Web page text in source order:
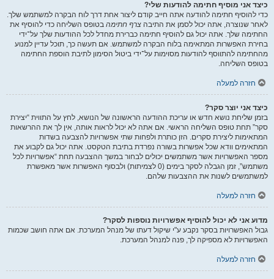
כיצד אני מוסיף חתימה להודעות שלי?
כדי להוסיף חתימה להודעה אתה חייב קודם ליצור אחת דרך לוח הבקרה למשתמש שלך.
לאחר שנוצרה, אתה יכול לסמן את התיבה צרף חתימה בטופס השליחה כדי להוסיף את
החתימה שלך. אתה יכול גם להוסיף חתימה כברירת מחדל לכל ההודעות שלך על־ידי
בחירת האפשרות המתאימה בלוח הבקרה למשתמש. אם תעשה כך, תוכל עדיין למנוע
מהחתימה להתווסף להודעות מסוימות על־ידי ביטול הסימון לתיבת הוספת החתימה
בטופס השליחה.
חזרה למעלה
כיצד אני יוצר סקר?
בזמן שליחת נושא חדש או עריכת ההודעה הראשונה של הנושא, לחץ על התווית “יצירת
סקר” תחת טופס השליחה הראשי. אם אתה לא יכול לראות אותה, אין לך את ההרשאות
המתאימות ליצירת סקרים. הזן כותרת ולפחות שתי אפשרויות להצבעה בשדות
המתאימים וודא שכל אפשרות בשורה נפרדת בתיבת הטקסט. אתה יכול גם לקבוע את
מספר האפשרויות אשר משתמשים יכולים לבחור במשך ההצבעה תחת “אפשרויות לכל
משתמש”, זמן הגבלה לסקר בימים (0 לצמיתות) ולבסוף האפשרות אשר מאפשרת
למשתמשים לשנות את ההצבעות שלהם.
חזרה למעלה
מדוע אני לא יכול להוסיף אפשרויות נוספות לסקר?
גבול האפשרויות בסקר נקבע ע"י שיקול דעתו של מנהל המערכת. אם אתה חושב שכמות
האפשרויות לא מספיקה לך, פנה למנהל המערכת.
חזרה למעלה